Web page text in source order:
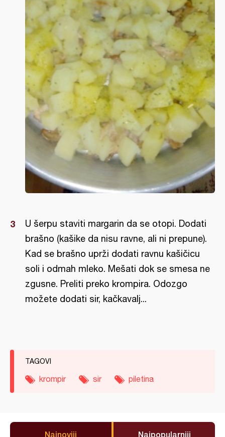
U šerpu staviti margarin da se otopi. Dodati
brašno (kašike da nisu ravne, ali ni prepune).
Kad se brašno uprži dodati ravnu kašičicu
soli i odmah mleko. Mešati dok se smesa ne
zgusne. Preliti preko krompira. Odozgo
možete dodati sir, kačkavalj...
TAGOVI
krompir sir piletina
Najnoviji Najpopularniji